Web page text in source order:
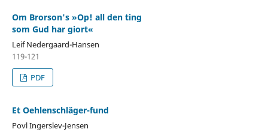
Om Brorson's »Op! all den ting
som Gud har giort«
Leif Nedergaard-Hansen
119-121
PDF
Et Oehlenschläger-fund
Povl Ingerslev-Jensen